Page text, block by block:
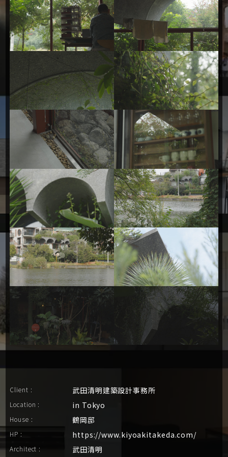
Client : 武田清明建築設計事務所
Location : in Tokyo
House : 鶴岡邸
HP : https://www.kiyoakitakeda.com/
Architect : 武田清明